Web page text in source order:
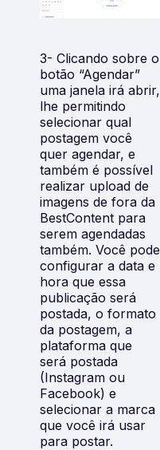
3- Clicando sobre o
botão “Agendar”
uma janela irá abrir,
lhe permitindo
selecionar qual
postagem você
quer agendar, e
também é possível
realizar upload de
imagens de fora da
BestContent para
serem agendadas
também. Você pode
configurar a data e
hora que essa
publicação será
postada, o formato
da postagem, a
plataforma que
será postada
(Instagram ou
Facebook) e
selecionar a marca
que você irá usar
para postar.